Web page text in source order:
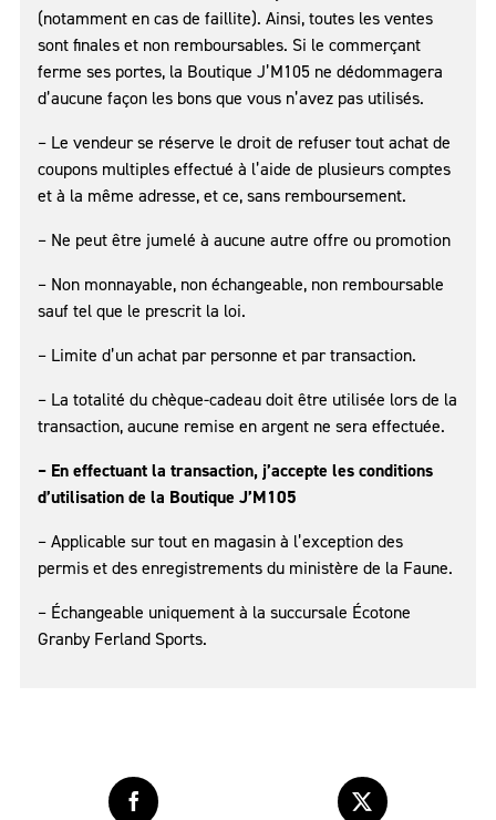
(notamment en cas de faillite). Ainsi, toutes les ventes
sont finales et non remboursables. Si le commerçant
ferme ses portes, la Boutique J’M105 ne dédommagera
d’aucune façon les bons que vous n’avez pas utilisés.
– Le vendeur se réserve le droit de refuser tout achat de
coupons multiples effectué à l’aide de plusieurs comptes
et à la même adresse, et ce, sans remboursement.
– Ne peut être jumelé à aucune autre offre ou promotion
– Non monnayable, non échangeable, non remboursable
sauf tel que le prescrit la loi.
– Limite d’un achat par personne et par transaction.
– La totalité du chèque-cadeau doit être utilisée lors de la
transaction, aucune remise en argent ne sera effectuée.
– En effectuant la transaction, j’accepte les conditions
d’utilisation de la Boutique J’M105
– Applicable sur tout en magasin à l’exception des
permis et des enregistrements du ministère de la Faune.
– Échangeable uniquement à la succursale Écotone
Granby Ferland Sports.